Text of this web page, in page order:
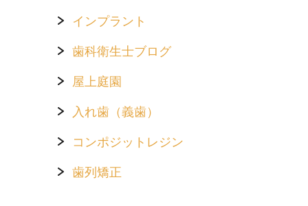
インプラント
歯科衛生士ブログ
屋上庭園
入れ歯（義歯）
コンポジットレジン
歯列矯正